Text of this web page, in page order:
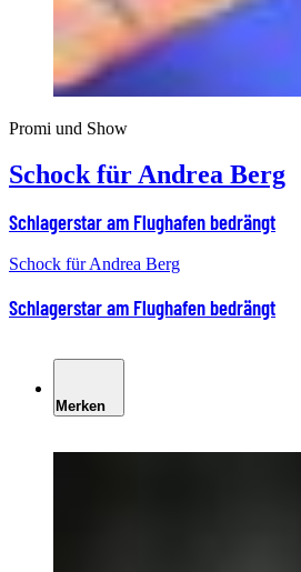
Promi und Show
Schock für Andrea Berg
Schlagerstar am Flughafen bedrängt
Schock für Andrea Berg
Schlagerstar am Flughafen bedrängt
Merken